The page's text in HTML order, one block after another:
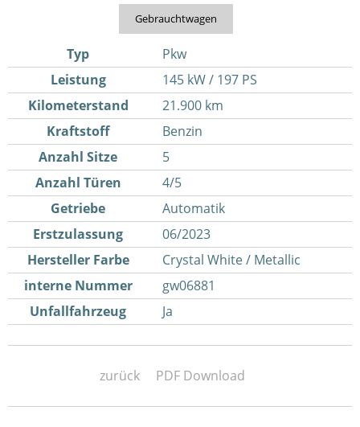
Gebrauchtwagen
Typ
Pkw
Leistung
145 kW / 197 PS
Kilometerstand
21.900 km
Kraftstoff
Benzin
Anzahl Sitze
5
Anzahl Türen
4/5
Getriebe
Automatik
Erstzulassung
06/2023
Hersteller Farbe
Crystal White / Metallic
interne Nummer
gw06881
Unfallfahrzeug
Ja
zurück PDF Download